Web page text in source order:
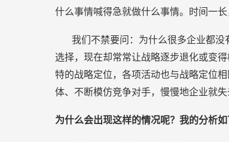
什么事情喊得急就做什么事情。时间一
我们不禁要问：为什么很多企业都
选择，现在却常常让战略逐步退化或变
特的战略定位，各项活动也与战略定位
体、不断模仿竞争对手，慢慢地企业就失
为什么会出现这样的情况呢？我的分析如